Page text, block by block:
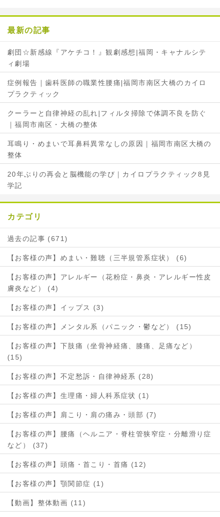
o
k
シ
ェ
r
で
ェ
最新の記事
劇団☆新感線『アケチコ！』観劇感想|福岡・キャナルシテ
ィ劇場
症例報告｜歯科医師の職業性腰痛|福岡市南区大橋のカイロ
プラクティック
クーラーと自律神経の乱れ|フィルタ掃除で体調不良を防ぐ
｜福岡市南区・大橋の整体
耳鳴り・めまいで耳鼻科異常なしの原因｜福岡市南区大橋の
整体
20年ぶりの再会と脳機能の学び｜カイロプラクティック8見
学記
カテゴリ
過去の記事 (671)
【お客様の声】めまい・難聴（三半規管系症状） (6)
【お客様の声】アレルギー（花粉症・鼻炎・アレルギー性皮
膚炎など） (4)
【お客様の声】イップス (3)
【お客様の声】メンタル系（パニック・鬱など） (15)
【お客様の声】下肢痛（坐骨神経痛、膝痛、足痛など）
(15)
【お客様の声】不定愁訴・自律神経系 (28)
【お客様の声】生理痛・婦人科系症状 (1)
【お客様の声】肩こり・肩の痛み・頭部 (7)
【お客様の声】腰痛（ヘルニア・脊柱管狭窄症・分離滑り症
など） (37)
【お客様の声】頭痛・首こり・首痛 (12)
【お客様の声】顎関節症 (1)
【動画】整体動画 (11)